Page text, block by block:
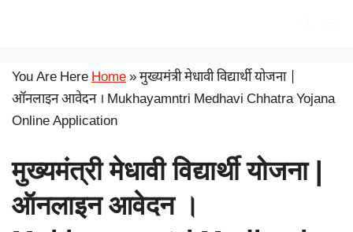
You Are HereHome»मुख्यमंत्री मेधावी विद्यार्थी योजना |
ऑनलाइन आवेदन । Mukhayamntri Medhavi Chhatra Yojana
Online Application
मुख्यमंत्री मेधावी विद्यार्थी योजना |
ऑनलाइन आवेदन ।